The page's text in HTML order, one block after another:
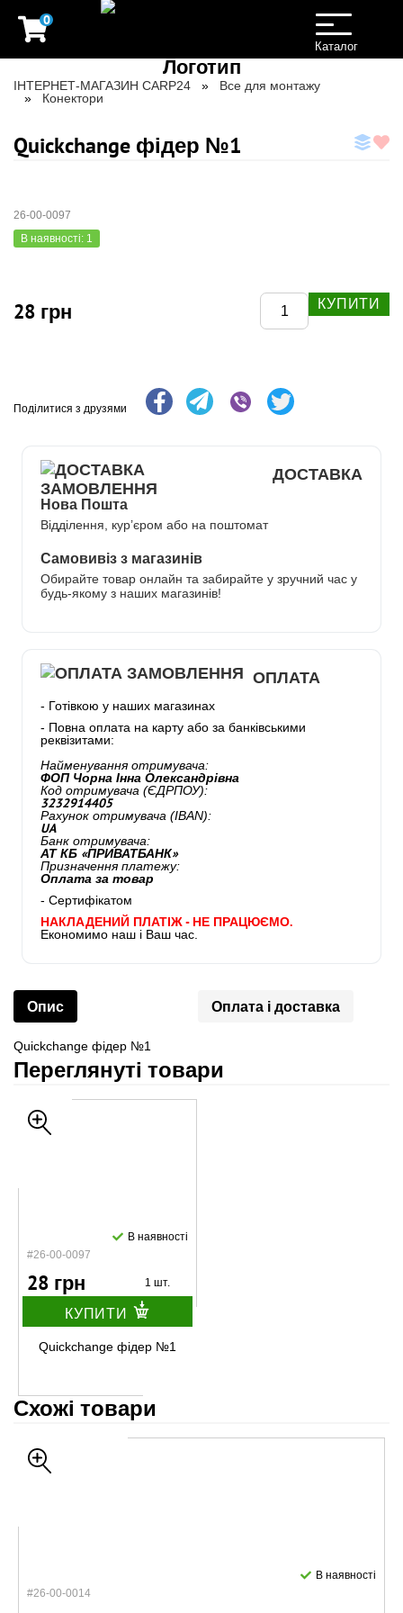
0
Toggle
navigation
Каталог
ІНТЕРНЕТ-МАГАЗИН CARP24
Все для монтажу
Конектори
Quickchange фідер №1
26-00-0097
В наявності: 1
28 грн КУПИТИ
Поділитися з друзями
ДОСТАВКА
Нова Пошта
Відділення, кур’єром або на поштомат
Самовивіз з магазинів
Обирайте товар онлайн та забирайте у зручний час у
будь-якому з наших магазинів!
ОПЛАТА
- Готівкою у наших магазинах
- Повна оплата на карту або за банківськими
реквізитами:
Найменування отримувача:
ФОП Чорна Інна Олександрівна
Код отримувача (ЄДРПОУ):
3232914405
Рахунок отримувача (IBAN):
UA
Банк отримувача:
АТ КБ «ПРИВАТБАНК»
Призначення платежу:
Оплата за товар
- Сертифікатом
НАКЛАДЕНИЙ ПЛАТІЖ - НЕ ПРАЦЮЄМО.
Економимо наш і Ваш час.
Опис Оплата і доставка
Quickchange фідер №1
Переглянуті товари
#26-00-0097
В наявності
28 грн 1 шт.
КУПИТИ
Quickchange фідер №1
Схожі товари
#26-00-0014
В наявності